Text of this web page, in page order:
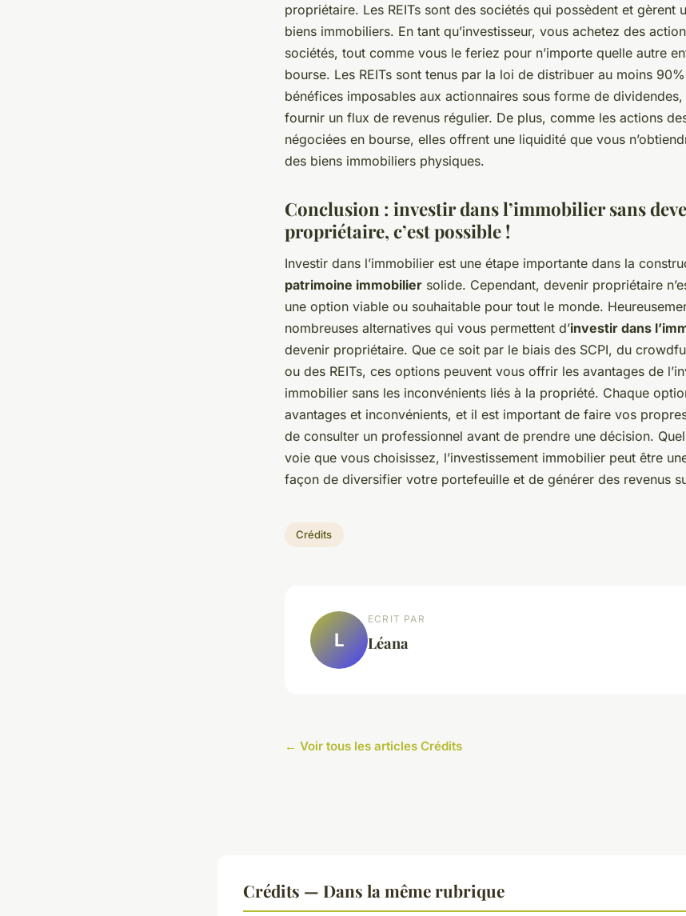
propriétaire. Les REITs sont des sociétés qui possèdent et gèrent
biens immobiliers. En tant qu’investisseur, vous achetez des
sociétés, tout comme vous le feriez pour n’importe quelle autre
bourse. Les REITs sont tenus par la loi de distribuer au moins
bénéfices imposables aux actionnaires sous forme de
fournir un flux de revenus régulier. De plus, comme les actions
négociées en bourse, elles offrent une liquidité que vous
des biens immobiliers physiques.
Conclusion : investir dans l’immobilier sans
propriétaire, c’est possible !
Investir dans l’immobilier est une étape importante dans la
patrimoine immobilier solide. Cependant, devenir propriétaire
une option viable ou souhaitable pour tout le monde.
nombreuses alternatives qui vous permettent d’investir dans
devenir propriétaire. Que ce soit par le biais des SCPI, du
ou des REITs, ces options peuvent vous offrir les avantages de
immobilier sans les inconvénients liés à la propriété. Chaque
avantages et inconvénients, et il est important de faire vos
de consulter un professionnel avant de prendre une décision.
voie que vous choisissez, l’investissement immobilier peut être
façon de diversifier votre portefeuille et de générer des revenus
Crédits
L
ECRIT PAR
Léana
← Voir tous les articles Crédits
Crédits — Dans la même rubrique